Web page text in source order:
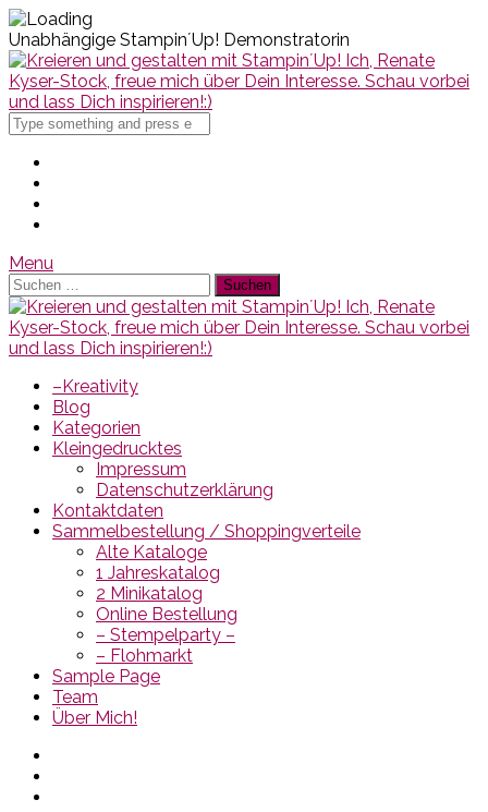
Unabhängige Stampin´Up! Demonstratorin
Search
for
Menu
Suchen
nach:
–Kreativity
Blog
Kategorien
Kleingedrucktes
Impressum
Datenschutzerklärung
Kontaktdaten
Sammelbestellung / Shoppingverteile
Alte Kataloge
1 Jahreskatalog
2 Minikatalog
Online Bestellung
– Stempelparty –
– Flohmarkt
Sample Page
Team
Über Mich!